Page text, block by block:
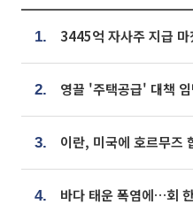
1.
2.
3.
4. 바다 태운 폭염에…회